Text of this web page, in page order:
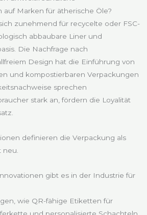
auf Marken für ätherische Öle?
zunehmend für recycelte oder FSC-
abbaubare Liner und
Die Nachfrage nach
Design hat die Einführung von
und kompostierbaren Verpackungen
sprechen
stark an, fördern die Loyalität
definieren die Verpackung als
gibt es in der Industrie für
wie QR-fähige Etiketten für